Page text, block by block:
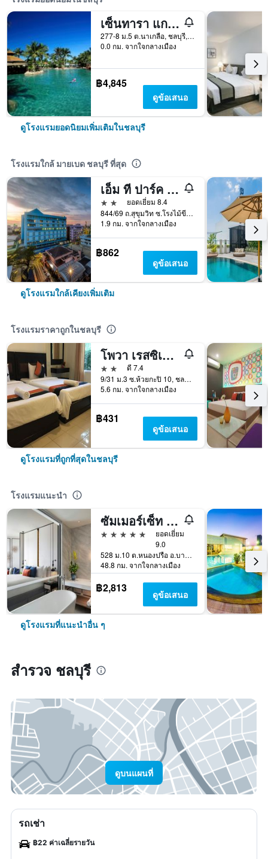
เซ็นทารา แกรนด์ มิราจ บีช รีสอร์ท พัทยา
277-8 ม.5 ต.นาเกลือ, ชลบุรี, ประเทศไทย
0.0 กม. จากใจกลางเมือง
฿4,845
ดูข้อเสนอ
ดูโรงแรมยอดนิยมเพิ่มเติมในชลบุรี
โรงแรมใกล้ มายเบด ชลบุรี ที่สุด
เอ็ม ที ปาร์ค เรสซิเดนซ์
2 ดาว
ยอดเยี่ยม 8.4
844/69 ถ.สุขุมวิท ซ.โรงไม้ขีด, ชลบุรี, ประเทศไทย
1.9 กม. จากใจกลางเมือง
฿862
ดูข้อเสนอ
ดูโรงแรมใกล้เคียงเพิ่มเติม
โรงแรมราคาถูกในชลบุรี
โพวา เรสซิเด้นท์ แอนด์ บูติค รีสอร์ท
2 ดาว
ดี 7.4
9/31 ม.3 ซ.ห้วยกะปิ 10, ชลบุรี, ประเทศไทย
5.6 กม. จากใจกลางเมือง
฿431
ดูข้อเสนอ
ดูโรงแรมที่ถูกที่สุดในชลบุรี
โรงแรมแนะนำ
ซัมเมอร์เซ็ท พัทยา
5 ดาว
ยอดเยี่ยม
9.0
528 ม.10 ต.หนองปรือ อ.บางละมุง, ชลบุรี, ประเทศไทย
48.8 กม. จากใจกลางเมือง
฿2,813 ดูข้อเสนอ
ดูโรงแรมที่แนะนำอื่น ๆ
สำรวจ ชลบุรี
ดูบนแผนที่
รถเช่า
฿22 ค่าเฉลี่ยรายวัน